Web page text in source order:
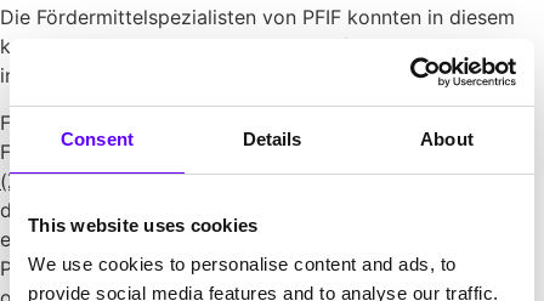
Consent Details About
This website uses cookies
We use cookies to personalise content and ads, to
provide social media features and to analyse our traffic.
Die Fördermittelspezialisten von PFIF konnten in diesem
komplexen Themenbereich Potential für vier FuE-Anträge
in drei Programmen identifizieren.
Für Part 1 des Konzeptes identifizierten die
Fördermittelspezialisten von PFIF das ProgrammZIM
(Zentralen Innovationsprogramms Mittelstand). Hier war
das Ziel, ein mechanisches Kopfhalterungssystem mit
einem neuartigen Ansatz zu entwickeln, um die
Patientenlagerung bei neurochirurgischen Eingriffen zu